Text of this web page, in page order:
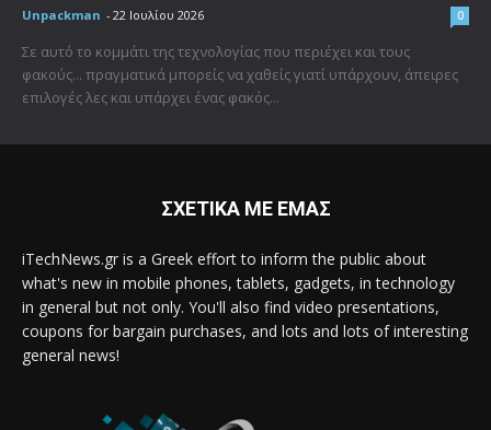
Unpackman - 22 Ιουλίου 2026 0
Σε αυτό το κομμάτι της τεχνολογίας που περιέχει και τους
φακούς... πραγματικά μπορείς να χαθείς γιατί υπάρχουν, άπειρες
επιλογές λες και υπάρχει ένας φακός...
ΣΧΕΤΙΚΑ ΜΕ ΕΜΑΣ
iTechNews.gr is a Greek effort to inform the public about
what's new in mobile phones, tablets, gadgets, in technology
in general but not only. You'll also find video presentations,
coupons for bargain purchases, and lots and lots of interesting
general news!